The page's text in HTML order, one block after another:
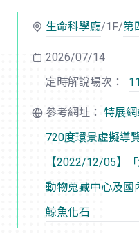
生命科學廳/1F/第
2026/07/14
定時解說場次：
參考網址： 特展
720度環景虛擬導
【2022/12/05】
動物蒐藏中心及國
鯨魚化石